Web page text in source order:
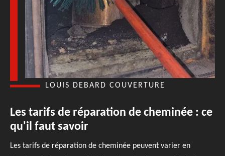
LOUIS DEBARD COUVERTURE
Les tarifs de réparation de cheminée : ce
qu'il faut savoir
Les tarifs de réparation de cheminée peuvent varier en